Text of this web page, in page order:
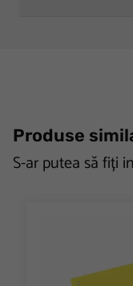
Produse
S-ar putea să fiți